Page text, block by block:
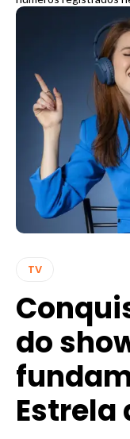
TV
do
Estrela